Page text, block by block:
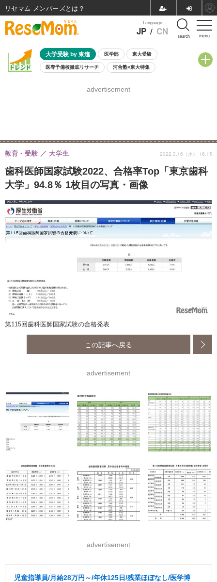
menu
Language
JP / CN search
大学受験 by 東進 医学部 東大受験
医専予備校徹底リサーチ 河合塾×東大特集
8月開催学校説明会・相談会
advertisement
歯科医師国家試験2022、合格率Top「東京歯科
大学」94.8％ 1枚目の写真・画像
教育・受験 大学生 2022.3.16（水） 16:15
第115回歯科医師国家試験の合格発表
この記事へ戻る
advertisement
advertisement
児童指導員/月給28万円～/年休125日/残業ほぼなし/医学博
リセマム メンバーズ